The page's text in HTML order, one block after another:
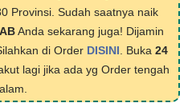
Provinsi. Sudah saatnya naik
Anda sekarang juga! Dijamin
di Order DISINI . Buka 24
lagi jika ada yg Order tengah